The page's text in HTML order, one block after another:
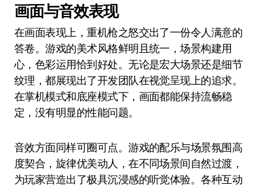
画面与音效表现
在画面表现上，重机枪之怒交出了一份令人满意的
答卷。游戏的美术风格鲜明且统一，场景构建用
心，色彩运用恰到好处。无论是宏大场景还是细节
纹理，都展现出了开发团队在视觉呈现上的追求。
在掌机模式和底座模式下，画面都能保持流畅稳
定，没有明显的性能问题。
音效方面同样可圈可点。游戏的配乐与场景氛围高
度契合，旋律优美动人，在不同场景间自然过渡，
为玩家营造出了极具沉浸感的听觉体验。各种互动